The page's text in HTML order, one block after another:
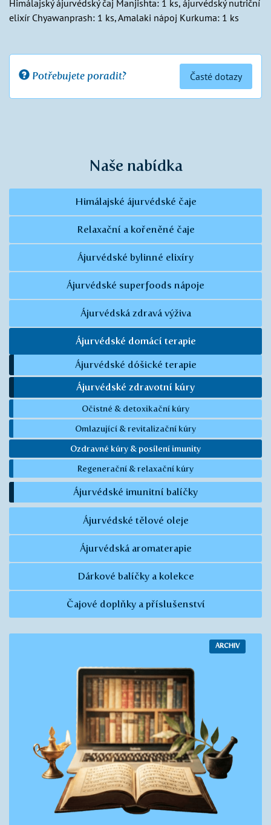
Himálajský ájurvédský čaj Manjishta: 1 ks, ájurvédský nutriční
elixír Chyawanprash: 1 ks, Amalaki nápoj Kurkuma: 1 ks
Potřebujete poradit? Časté dotazy
Naše nabídka
Himálajské ájurvédské čaje
Relaxační a kořeněné čaje
Ájurvédské bylinné elixíry
Ájurvédské superfoods nápoje
Ájurvédská zdravá výživa
Ájurvédské domácí terapie
Ájurvédské dóšické terapie
Ájurvédské zdravotní kúry
Očistné & detoxikační kúry
Omlazující & revitalizační kúry
Ozdravné kúry & posílení imunity
Regenerační & relaxační kúry
Ájurvédské imunitní balíčky
Ájurvédské tělové oleje
Ájurvédská aromaterapie
Dárkové balíčky a kolekce
Čajové doplňky a příslušenství
ARCHIV